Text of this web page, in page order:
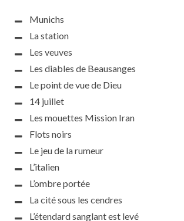
Munichs
La station
Les veuves
Les diables de Beausanges
Le point de vue de Dieu
14 juillet
Les mouettes Mission Iran
Flots noirs
Le jeu de la rumeur
L’italien
L’ombre portée
La cité sous les cendres
L’étendard sanglant est levé